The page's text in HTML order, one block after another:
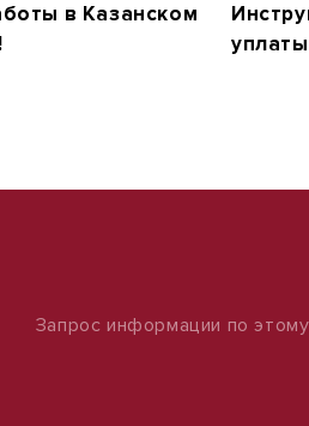
в Казанском
Запрос информации по